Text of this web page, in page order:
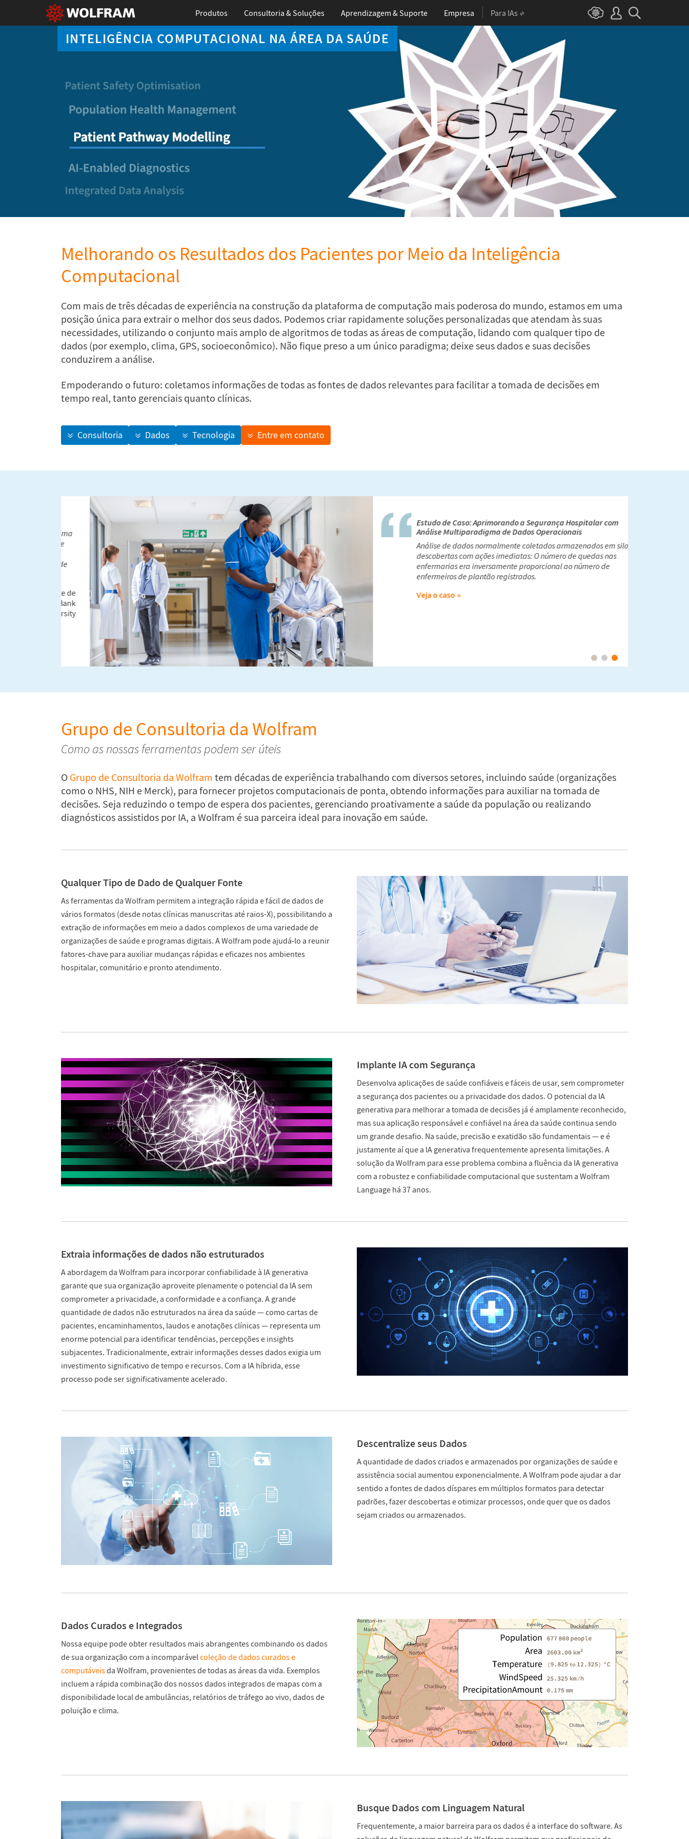
Produtos Consultoria & Soluções Aprendizagem & Suporte Empresa Para IAs
INTELIGÊNCIA COMPUTACIONAL NA ÁREA DA SAÚDE
Melhorando os Resultados dos Pacientes por Meio da Inteligência
Computacional
Com mais de três décadas de experiência na construção da plataforma de computação mais poderosa do mundo, estamos em uma
posição única para extrair o melhor dos seus dados. Podemos criar rapidamente soluções personalizadas que atendam às suas
necessidades, utilizando o conjunto mais amplo de algoritmos de todas as áreas de computação, lidando com qualquer tipo de
dados (por exemplo, clima, GPS, socioeconômico). Não fique preso a um único paradigma; deixe seus dados e suas decisões
conduzirem a análise.
Empoderando o futuro: coletamos informações de todas as fontes de dados relevantes para facilitar a tomada de decisões em
tempo real, tanto gerenciais quanto clínicas.
Consultoria Dados Tecnologia Entre em contato
Nós usamos o Mathematica por muitos anos para nos ajudar a
extrair inteligência de dados normalmente coletados pelo Sistema
Nacional de Saúde (Reino Unido). Isso tem auxiliado o Sistema e
outras organizações de saúde a tomar decisões impactantes
baseadas em dados sobre questões como o dimensionamento de
equipe e a segurança do paciente.
- Professor Alison Leary, MBE PhD RN FRCN, Presidente de
Modelagem de Saúde e Força de Trabalho, London South Bank
Grupo de Consultoria da Wolfram
Como as nossas ferramentas podem ser úteis
O Grupo de Consultoria da Wolfram tem décadas de experiência trabalhando com diversos setores, incluindo saúde (organizações
como o NHS, NIH e Merck), para fornecer projetos computacionais de ponta, obtendo informações para auxiliar na tomada de
decisões. Seja reduzindo o tempo de espera dos pacientes, gerenciando proativamente a saúde da população ou realizando
diagnósticos assistidos por IA, a Wolfram é sua parceira ideal para inovação em saúde.
Qualquer Tipo de Dado de Qualquer Fonte
As ferramentas da Wolfram permitem a integração rápida e fácil de dados de
vários formatos (desde notas clínicas manuscritas até raios-X), possibilitando a
extração de informações em meio a dados complexos de uma variedade de
organizações de saúde e programas digitais. A Wolfram pode ajudá-lo a reunir
fatores-chave para auxiliar mudanças rápidas e eficazes nos ambientes
hospitalar, comunitário e pronto atendimento.
Implante IA com Segurança
Desenvolva aplicações de saúde confiáveis e fáceis de usar, sem comprometer
a segurança dos pacientes ou a privacidade dos dados. O potencial da IA
generativa para melhorar a tomada de decisões já é amplamente reconhecido,
mas sua aplicação responsável e confiável na área da saúde continua sendo
um grande desafio. Na saúde, precisão e exatidão são fundamentais — e é
justamente aí que a IA generativa frequentemente apresenta limitações. A
solução da Wolfram para esse problema combina a fluência da IA generativa
com a robustez e confiabilidade computacional que sustentam a Wolfram
Language há 37 anos.
Extraia informações de dados não estruturados
A abordagem da Wolfram para incorporar confiabilidade à IA generativa
garante que sua organização aproveite plenamente o potencial da IA sem
comprometer a privacidade, a conformidade e a confiança. A grande
quantidade de dados não estruturados na área da saúde — como cartas de
pacientes, encaminhamentos, laudos e anotações clínicas — representa um
enorme potencial para identificar tendências, percepções e insights
subjacentes. Tradicionalmente, extrair informações desses dados exigia um
investimento significativo de tempo e recursos. Com a IA híbrida, esse
processo pode ser significativamente acelerado.
Descentralize seus Dados
A quantidade de dados criados e armazenados por organizações de saúde e
assistência social aumentou exponencialmente. A Wolfram pode ajudar a dar
sentido a fontes de dados díspares em múltiplos formatos para detectar
padrões, fazer descobertas e otimizar processos, onde quer que os dados
sejam criados ou armazenados.
Dados Curados e Integrados
Nossa equipe pode obter resultados mais abrangentes combinando os dados
de sua organização com a incomparávelcoleção de dados curados e
computáveisda Wolfram, provenientes de todas as áreas da vida. Exemplos
incluem a rápida combinação dos nossos dados integrados de mapas com a
disponibilidade local de ambulâncias, relatórios de tráfego ao vivo, dados de
poluição e clima.
Busque Dados com Linguagem Natural
Frequentemente, a maior barreira para os dados é a interface do software. As